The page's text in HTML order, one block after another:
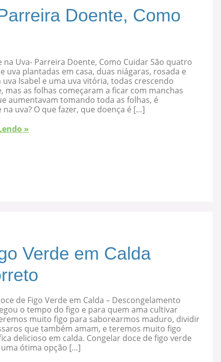
Doente, Como
na Uva- Parreira Doente, Como Cuidar São quatro
uva plantadas em casa, duas niágaras, rosada e
uva Isabel e uma uva vitória, todas crescendo
mas as folhas começaram a ficar com manchas
aumentavam tomando toda as folhas, é
uva? O que fazer, que doença é […]
»
Verde em Calda
de Figo Verde em Calda – Descongelamento
o tempo do figo e para quem ama cultivar
muito figo para saborearmos maduro, dividir
que também amam, e teremos muito figo
delicioso em calda. Congelar doce de figo verde
uma ótima opção […]